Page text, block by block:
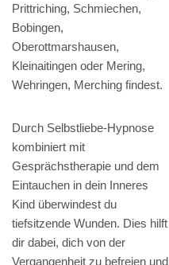
Prittriching, Schmiechen,
Bobingen,
Oberottmarshausen,
Kleinaitingen oder Mering,
Wehringen, Merching findest.
Durch Selbstliebe-Hypnose
kombiniert mit
Gesprächstherapie und dem
Eintauchen in dein Inneres
Kind überwindest du
tiefsitzende Wunden. Dies hilft
dir dabei, dich von der
Vergangenheit zu befreien und